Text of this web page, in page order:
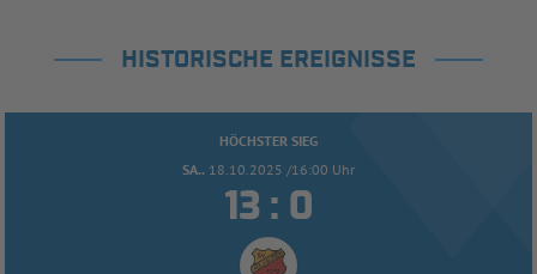
HISTORISCHE EREIGNISSE
HÖCHSTER SIEG
SA.. 18.10.2025 /16:00 Uhr
 : 